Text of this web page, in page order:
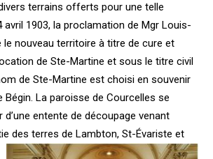
terrains offerts pour une telle
1903, la proclamation de Mgr Louis-
le nouveau territoire à titre de cure et
de Ste-Martine et sous le titre civil
de Ste-Martine est choisi en souvenir
La paroisse de Courcelles se
entente de découpage venant
des terres de Lambton, St-Évariste et